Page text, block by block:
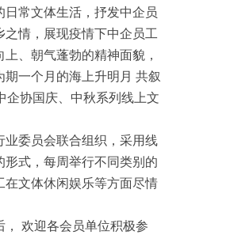
日常文体生活，抒发中企员
之情，展现疫情下中企员工
、朝气蓬勃的精神面貌，
期一个月的海上升明月 共叙
协国庆、中秋系列线上文
业委员会联合组织，采用线
形式，每周举行不同类别的
在文体休闲娱乐等方面尽情
， 欢迎各会员单位积极参